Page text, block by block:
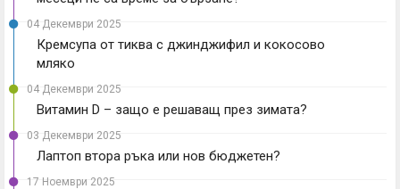
04 Декември 2025
Кремсупа от тиква с джинджифил и кокосово
мляко
04 Декември 2025
Витамин D – защо е решаващ през зимата?
03 Декември 2025
Лаптоп втора ръка или нов бюджетен?
17 Ноември 2025